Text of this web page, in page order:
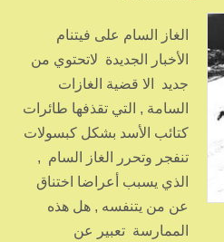
الغاز السام على فيتنام
الأخبار الجديدة لاتحتوي من
جديد الا قضية الغازات
السامة , التي تقذفها طائرات
كتائب الأسد بشكل كبسولات
تنفجر وتحرر الغاز السام ,
الذي يسبب أعراضا اختناق
عن من يتنفسه , هل هذه
الممارسة تعبير عن